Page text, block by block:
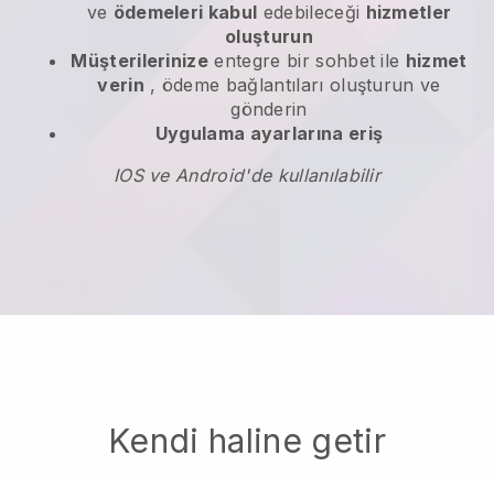
ve ödemeleri kabul edebileceği hizmetler
oluşturun
Müşterilerinize entegre bir sohbet ile hizmet
verin , ödeme bağlantıları oluşturun ve
gönderin
Uygulama ayarlarına eriş
IOS ve Android'de kullanılabilir
Kendi haline getir